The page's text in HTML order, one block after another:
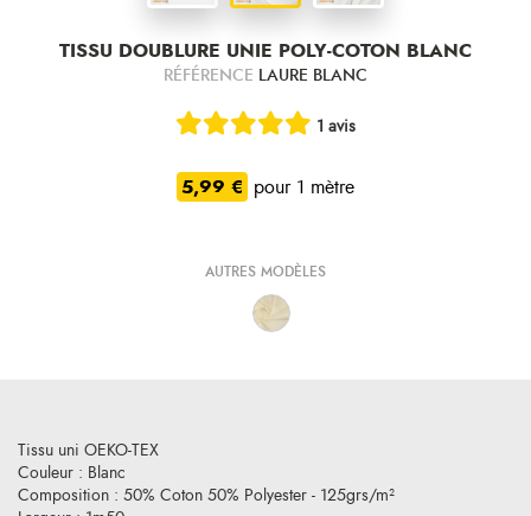
TISSU DOUBLURE UNIE POLY-COTON BLANC
RÉFÉRENCE LAURE BLANC
1 avis
5,99 € pour 1 mètre
AUTRES MODÈLES
Tissu uni OEKO-TEX
Couleur : Blanc
Composition : 50% Coton 50% Polyester - 125grs/m²